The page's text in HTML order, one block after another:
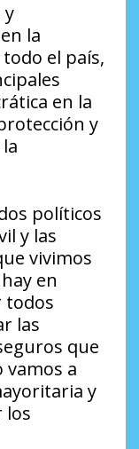
y
la
el país,
en la
y
políticos
y las
vivimos
en
todos
las
que
a
y
los